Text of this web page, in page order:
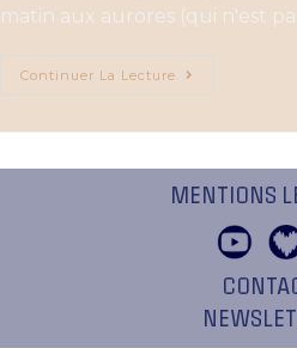
matin aux aurores (qui n'est
Continuer La Lecture
MENTIONS